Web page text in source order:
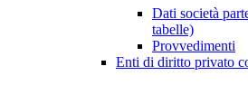
Dati società
tabelle)
Provvedimenti
Enti di diritto privato